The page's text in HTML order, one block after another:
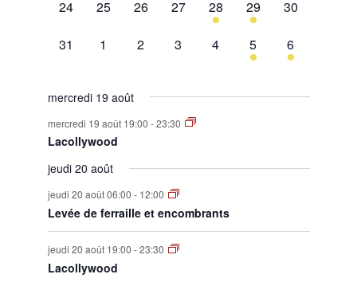
0
24
0
25
0
26
0
évènement,
27
1
évènement,
28
1
évènement,
29
0
30
0
31
0
1
0
2
0
3
0
évènement,
4
1
évènement,
5
1
évènement,
6
mercredi 19 août
mercredi 19 août 19:00 -23:30
Lacollywood
jeudi 20 août
jeudi 20 août 06:00 - 12:00
Levée de ferraille et encombrants
jeudi 20 août 19:00 -23:30
Lacollywood